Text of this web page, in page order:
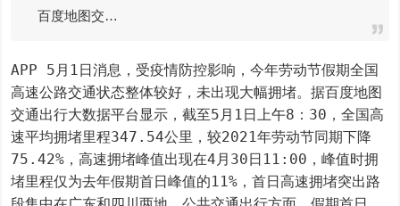
百度地图交…
APP 5月1日消息，受疫情防控影响，今年劳动节假期全国
高速公路交通状态整体较好，未出现大幅拥堵。据百度地图
交通出行大数据平台显示，截至5月1日上午8：30，全国高
速平均拥堵里程347.54公里，较2021年劳动节同期下降
75.42%，高速拥堵峰值出现在4月30日11:00，峰值时拥
堵里程仅为去年假期首日峰值的11%，首日高速拥堵突出路